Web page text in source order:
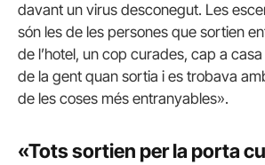
davant un virus desconegut. Les
són les de les persones que sortien
de l’hotel, un cop curades, cap a
de la gent quan sortia i es trobava
de les coses més entranyables».
«Tots sortien per la porta